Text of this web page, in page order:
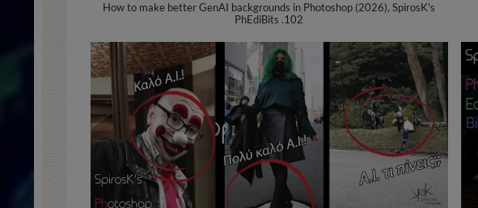
How to make better GenAI backgrounds in Photoshop (2026), SpirosK's
PhEdiBits .102